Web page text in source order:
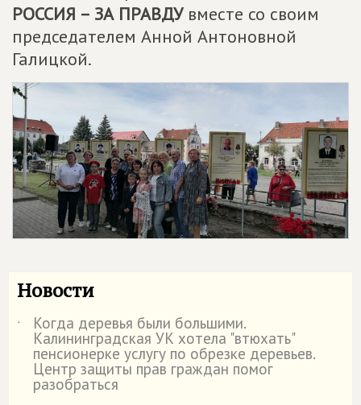
РОССИЯ – ЗА ПРАВДУвместе со своим
председателем Анной Антоновной
Галицкой.
Новости
˙ Когда деревья были большими.
Калининградская УК хотела "втюхать"
пенсионерке услугу по обрезке деревьев.
Центр защиты прав граждан помог
разобраться